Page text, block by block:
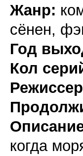
Жанр:
сёнен,
Год
Кол
когда